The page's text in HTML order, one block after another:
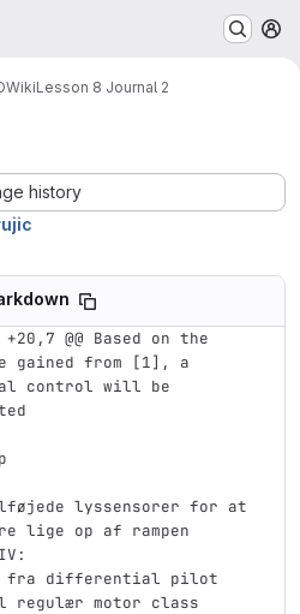
WikiLesson 8 Journal 2
history
+20,7 @@ Based on the
gained from [1], a
control will be
lyssensorer for at
lige op af rampen
differential pilot
motor class